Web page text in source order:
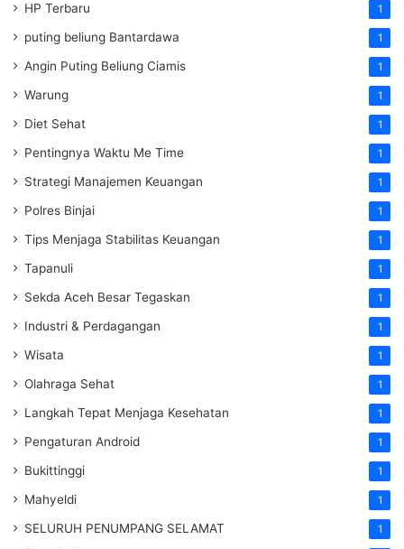
HP Terbaru 1
puting beliung Bantardawa 1
Angin Puting Beliung Ciamis 1
Warung 1
Diet Sehat 1
Pentingnya Waktu Me Time 1
Strategi Manajemen Keuangan 1
Polres Binjai 1
Tips Menjaga Stabilitas Keuangan 1
Tapanuli 1
Sekda Aceh Besar Tegaskan 1
Industri & Perdagangan 1
Wisata 1
Olahraga Sehat 1
Langkah Tepat Menjaga Kesehatan 1
Pengaturan Android 1
Bukittinggi 1
Mahyeldi 1
SELURUH PENUMPANG SELAMAT 1